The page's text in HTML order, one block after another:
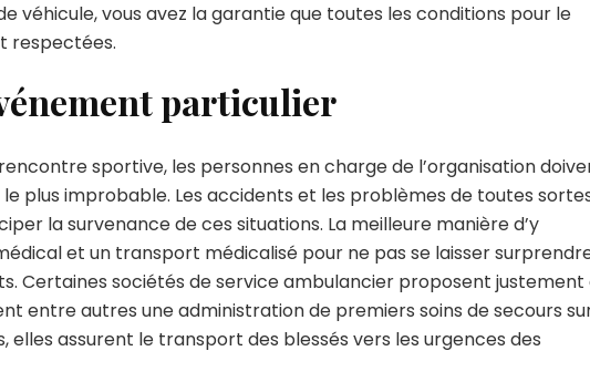
véhicule, vous avez la garantie que toutes les conditions pour le
respectées.
particulier
sportive, les personnes en charge de l’organisation
plus improbable. Les accidents et les problèmes de toutes
la survenance de ces situations. La meilleure manière d’y
et un transport médicalisé pour ne pas se laisser
Certaines sociétés de service ambulancier proposent justement
entre autres une administration de premiers soins de secours
elles assurent le transport des blessés vers les urgences des